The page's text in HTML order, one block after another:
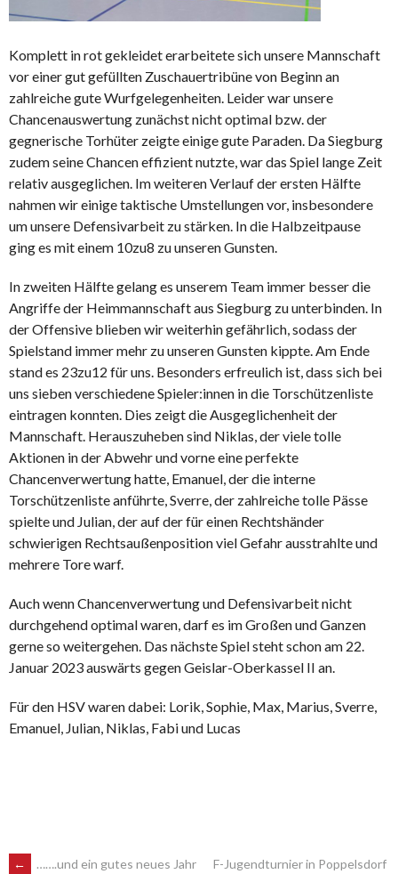
Komplett in rot gekleidet erarbeitete sich unsere Mannschaft
vor einer gut gefüllten Zuschauertribüne von Beginn an
zahlreiche gute Wurfgelegenheiten. Leider war unsere
Chancenauswertung zunächst nicht optimal bzw. der
gegnerische Torhüter zeigte einige gute Paraden. Da Siegburg
zudem seine Chancen effizient nutzte, war das Spiel lange Zeit
relativ ausgeglichen. Im weiteren Verlauf der ersten Hälfte
nahmen wir einige taktische Umstellungen vor, insbesondere
um unsere Defensivarbeit zu stärken. In die Halbzeitpause
ging es mit einem 10zu8 zu unseren Gunsten.
In zweiten Hälfte gelang es unserem Team immer besser die
Angriffe der Heimmannschaft aus Siegburg zu unterbinden. In
der Offensive blieben wir weiterhin gefährlich, sodass der
Spielstand immer mehr zu unseren Gunsten kippte. Am Ende
stand es 23zu12 für uns. Besonders erfreulich ist, dass sich bei
uns sieben verschiedene Spieler:innen in die Torschützenliste
eintragen konnten. Dies zeigt die Ausgeglichenheit der
Mannschaft. Herauszuheben sind Niklas, der viele tolle
Aktionen in der Abwehr und vorne eine perfekte
Chancenverwertung hatte, Emanuel, der die interne
Torschützenliste anführte, Sverre, der zahlreiche tolle Pässe
spielte und Julian, der auf der für einen Rechtshänder
schwierigen Rechtsaußenposition viel Gefahr ausstrahlte und
mehrere Tore warf.
Auch wenn Chancenverwertung und Defensivarbeit nicht
durchgehend optimal waren, darf es im Großen und Ganzen
gerne so weitergehen. Das nächste Spiel steht schon am 22.
Januar 2023 auswärts gegen Geislar-Oberkassel II an.
Für den HSV waren dabei: Lorik, Sophie, Max, Marius, Sverre,
Emanuel, Julian, Niklas, Fabi und Lucas
← …….und ein gutes neues Jahr F-Jugendturnier in Poppelsdorf